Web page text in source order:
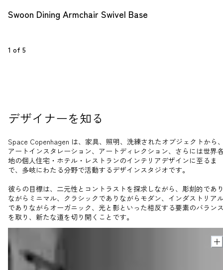
Swoon Dining Armchair Swivel Base
1 of 5
デザイナーを知る
Space Copenhagen は、家具、照明、洗練されたオブジェクトから
アートインスタレーション、アートディレクション、さらには世界
地の個人住宅・ホテル・レストランのインテリアデザインに至るま
で、多岐にわたる分野で活動するデザインスタジオです。
彼らの目標は、二元性とコントラストを探求しながら、彫刻的であ
ながらミニマル、クラシックでありながらモダン、インダストリア
でありながらオーガニック、光と影といった相反する要素のバラン
を取り、新たな道を切り開くことです。